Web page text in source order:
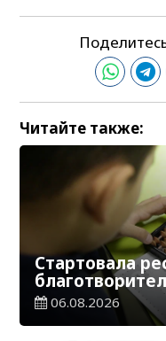
Читайте также:
Стартовала
школу»
06.08.2026